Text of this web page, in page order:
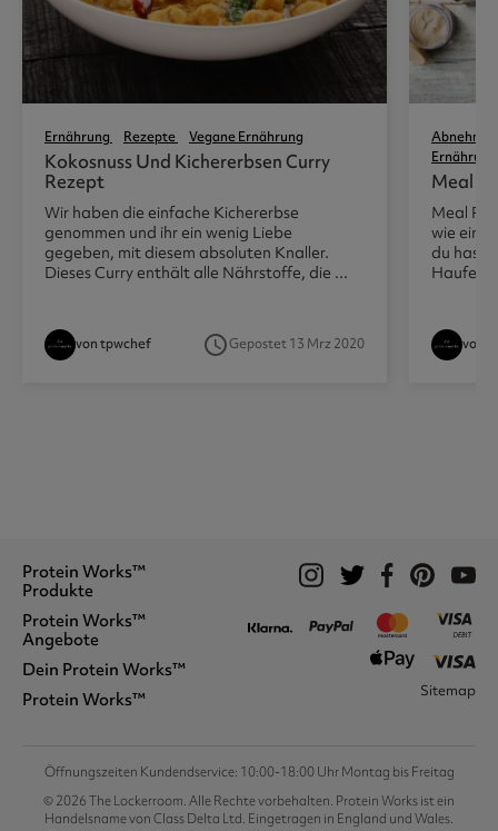
Ernährung Rezepte Vegane Ernährung
Kokosnuss Und Kichererbsen Curry
Rezept
Wir haben die einfache Kichererbse
genommen und ihr ein wenig Liebe
gegeben, mit diesem absoluten Knaller.
Dieses Curry enthält alle Nährstoffe, die ...
von tpwchef access_timeGepostet 13 Mrz 2020
Abnehmen
Ernährung
Meal
Meal
wie eine
du hast
Haufen
von
Protein Works™
Produkte
Proteinshakes
Vegan
Protein Snacks
Tabletten & Kapseln
Protein Works™
Angebote
Wofür Wir Stehen
Preisversprechen
Protein Works™ Angebote
Dein Protein Works™
Bestellung Verfolgen
Lieferoptionen
Kontakt Aufnehmen
Rückgabe- &
Erstattungsbedingungen
Protein Works™
Protein Works™-Punkte
Bedingungen
AGB
Sitemap
Öffnungszeiten Kundendservice: 10:00-18:00 Uhr Montag bis Freitag
© 2026 The Lockerroom. Alle Rechte vorbehalten. Protein Works ist ein
Handelsname von Class Delta Ltd. Eingetragen in England und Wales.